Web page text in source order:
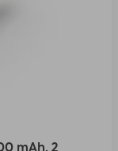
mAh, 2